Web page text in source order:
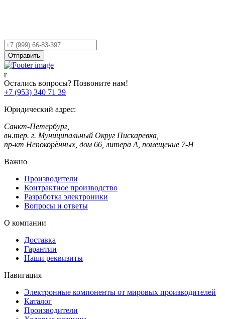
Ваш
телефон
Отправить
Остались вопросы? Позвоните нам!
+7 (953) 340 71 39
Юридический адрес:
Санкт-Петербург,
вн.тер. г. Муниципальный Округ Пискаревка,
пр-кт Непокорённых, дом 66, литера А, помещение 7-Н
Важно
Производители
Контрактное производство
Разработка электроники
Вопросы и ответы
О компании
Доставка
Гарантии
Наши реквизиты
Навигация
Электронные компоненты от мировых производителей
Каталог
Производители